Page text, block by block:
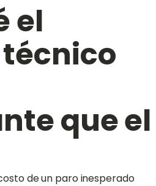
el
que el
de un paro inesperado